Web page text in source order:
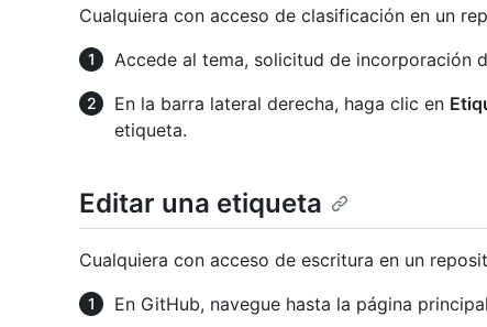
Cualquiera con acceso de clasificación en un
Accede al tema, solicitud de incorporación
En la barra lateral derecha, haga clic en
etiqueta.
Editar una etiqueta
Cualquiera con acceso de escritura en un
En GitHub, navegue hasta la página